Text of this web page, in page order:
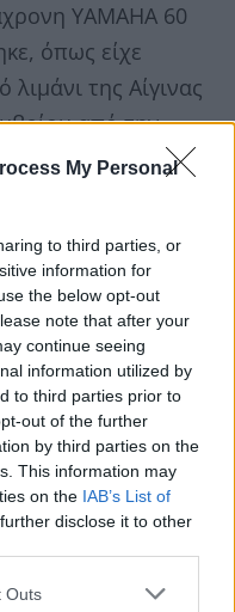
My Personal
to third parties, or
information for
the below opt-out
note that after your
continue seeing
information utilized by
to third parties prior to
out of the further
by third parties on the
This information may
on the IAB’s List of
disclose it to other
Outs
YAMAHA 60
όπως είχε
λιμάνι της Αίγινας
από την
δεμένο.
από το λιμάνι
ΛΑ 1664, 90
τρία κρούσματα
της Αίγινας είναι
η προσέλκυση
τη διάρκεια του